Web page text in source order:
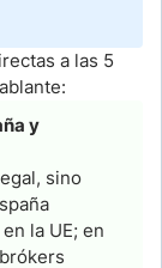
a las 5
y
sino
la UE; en